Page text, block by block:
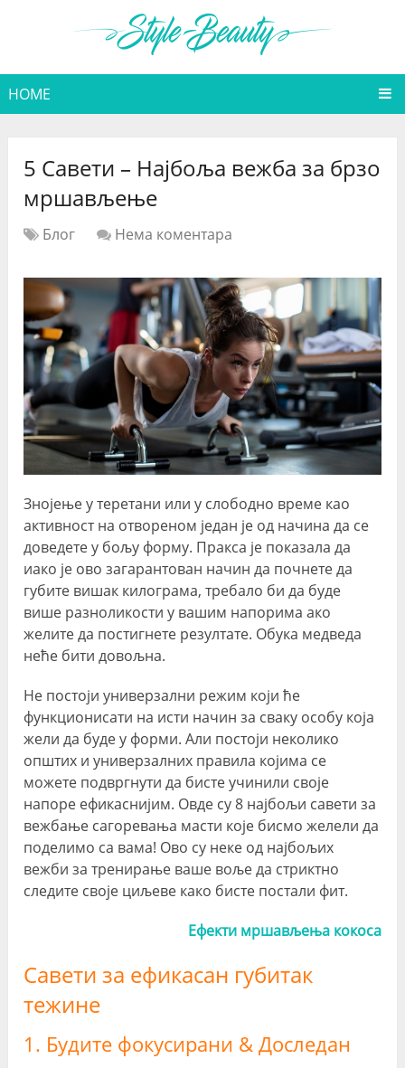
HOME
5 Савети – Најбоља вежба за брзо
мршављење
Блог Нема коментара
Знојење у теретани или у слободно време као
активност на отвореном један је од начина да се
доведете у бољу форму. Пракса је показала да
иако је ово загарантован начин да почнете да
губите вишак килограма, требало би да буде
више разноликости у вашим напорима ако
желите да постигнете резултате. Обука медведа
неће бити довољна.
Не постоји универзални режим који ће
функционисати на исти начин за сваку особу која
жели да буде у форми. Али постоји неколико
општих и универзалних правила којима се
можете подвргнути да бисте учинили своје
напоре ефикаснијим. Овде су 8 најбољи савети за
вежбање сагоревања масти које бисмо желели да
поделимо са вама! Ово су неке од најбољих
вежби за тренирање ваше воље да стриктно
следите своје циљеве како бисте постали фит.
Ефекти мршављења кокоса
Савети за ефикасан губитак
тежине
1. Будите фокусирани & Доследан